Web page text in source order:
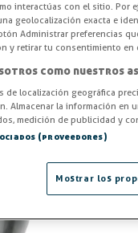
interactúas con el sitio. Por
geolocalización exacta e
Administrar preferencias
y retirar tu consentimiento en
como nuestros
de localización geográfica
Almacenar la información en
medición de publicidad y
(proveedores)
Mostrar los